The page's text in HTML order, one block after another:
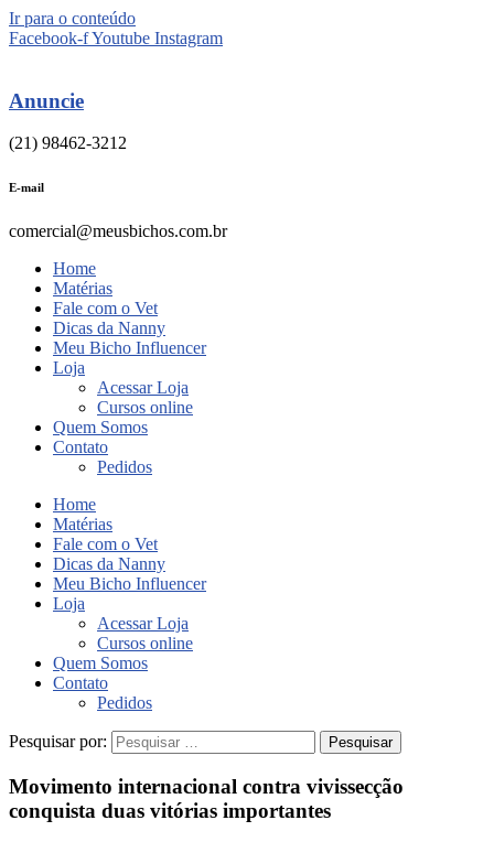
Ir para o conteúdo
Facebook-fYoutube Instagram
Anuncie
(21) 98462-3212
E-mail
comercial@meusbichos.com.br
Home
Matérias
Fale com o Vet
Dicas da Nanny
Meu Bicho Influencer
Loja
Acessar Loja
Cursos online
Quem Somos
Contato
Pedidos
Home
Matérias
Fale com o Vet
Dicas da Nanny
Meu Bicho Influencer
Loja
Acessar Loja
Cursos online
Quem Somos
Contato
Pedidos
Pesquisar por:
Movimento internacional contra vivissecção
conquista duas vitórias importantes